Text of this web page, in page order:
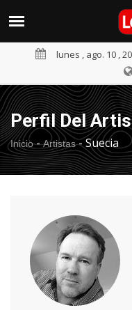
lunes , ago. 10 ,
Perfil Del
Inicio- Artistas-Suecia